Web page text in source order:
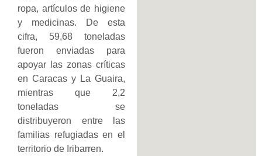
ropa, artículos de higiene
y medicinas. De esta
cifra, 59,68 toneladas
fueron enviadas para
apoyar las zonas críticas
en Caracas y La Guaira,
mientras que 2,2
toneladas se
distribuyeron entre las
familias refugiadas en el
territorio de Iribarren.